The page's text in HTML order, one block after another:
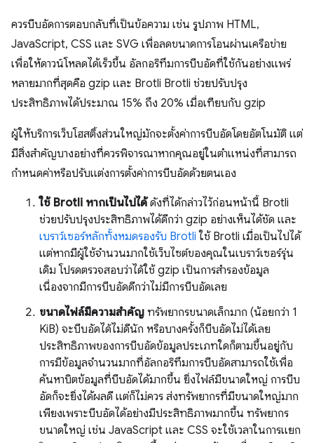
ควรบีบอัดการตอบกลับที่เป็นข้อความ เช่น รูปภาพ HTML,
JavaScript, CSS และ SVG เพื่อลดขนาดการโอนผ่านเครือข่าย
เพื่อให้ดาวน์โหลดได้เร็วขึ้น อัลกอริทึมการบีบอัดที่ใช้กันอย่างแพร่
หลายมากที่สุดคือ gzip และ Brotli Brotli ช่วยปรับปรุง
ประสิทธิภาพได้ประมาณ 15% ถึง 20% เมื่อเทียบกับ gzip
ผู้ให้บริการเว็บโฮสติ้งส่วนใหญ่มักจะตั้งค่าการบีบอัดโดยอัตโนมัติ แต่
มีสิ่งสำคัญบางอย่างที่ควรพิจารณาหากคุณอยู่ในตำแหน่งที่สามารถ
กำหนดค่าหรือปรับแต่งการตั้งค่าการบีบอัดด้วยตนเอง
ใช้ Brotli หากเป็นไปได้ดังที่ได้กล่าวไว้ก่อนหน้านี้ Brotli
ช่วยปรับปรุงประสิทธิภาพได้ดีกว่า gzip อย่างเห็นได้ชัด และ
เบราว์เซอร์หลักทั้งหมดรองรับ Brotli ใช้ Brotli เมื่อเป็นไปได้
แต่หากมีผู้ใช้จำนวนมากใช้เว็บไซต์ของคุณในเบราว์เซอร์รุ่น
เดิม โปรดตรวจสอบว่าได้ใช้ gzip เป็นการสำรองข้อมูล
เนื่องจากมีการบีบอัดดีกว่าไม่มีการบีบอัดเลย
ขนาดไฟล์มีความสำคัญ ทรัพยากรขนาดเล็กมาก (น้อยกว่า 1
KiB) จะบีบอัดได้ไม่ดีนัก หรือบางครั้งก็บีบอัดไม่ได้เลย
ประสิทธิภาพของการบีบอัดข้อมูลประเภทใดก็ตามขึ้นอยู่กับ
การมีข้อมูลจำนวนมากที่อัลกอริทึมการบีบอัดสามารถใช้เพื่อ
ค้นหาบิตข้อมูลที่บีบอัดได้มากขึ้น ยิ่งไฟล์มีขนาดใหญ่ การบีบ
อัดก็จะยิ่งได้ผลดี แต่ก็ไม่ควร ส่งทรัพยากรที่มีขนาดใหญ่มาก
เพียงเพราะบีบอัดได้อย่างมีประสิทธิภาพมากขึ้น ทรัพยากร
ขนาดใหญ่ เช่น JavaScript และ CSS จะใช้เวลาในการแยก